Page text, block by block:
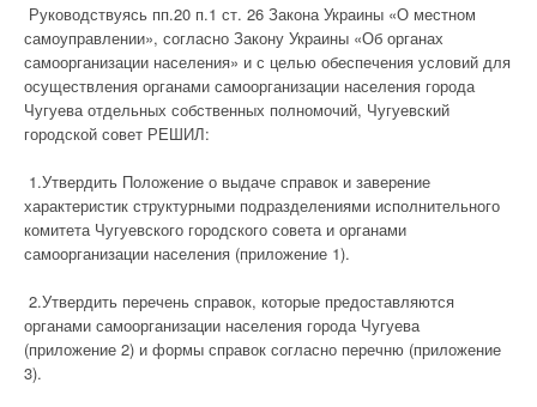
Руководствуясь пп.20 п.1 ст. 26 Закона Украины «О местном
самоуправлении», согласно Закону Украины «Об органах
самоорганизации населения» и с целью обеспечения условий для
осуществления органами самоорганизации населения города
Чугуева отдельных собственных полномочий, Чугуевский
городской совет РЕШИЛ:
1.Утвердить Положение о выдаче справок и заверение
характеристик структурными подразделениями исполнительного
комитета Чугуевского городского совета и органами
самоорганизации населения (приложение 1).
2.Утвердить перечень справок, которые предоставляются
органами самоорганизации населения города Чугуева
(приложение 2) и формы справок согласно перечню (приложение
3).